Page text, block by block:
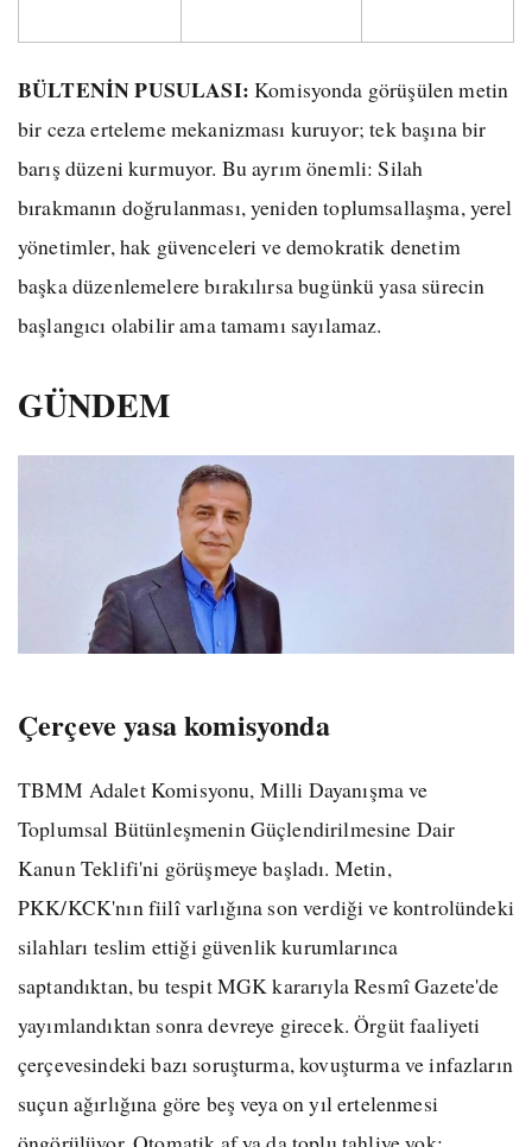
BÜLTENİN PUSULASI: Komisyonda görüşülen metin
bir ceza erteleme mekanizması kuruyor; tek başına bir
barış düzeni kurmuyor. Bu ayrım önemli: Silah
bırakmanın doğrulanması, yeniden toplumsallaşma, yerel
yönetimler, hak güvenceleri ve demokratik denetim
başka düzenlemelere bırakılırsa bugünkü yasa sürecin
başlangıcı olabilir ama tamamı sayılamaz.
GÜNDEM
Çerçeve yasa komisyonda
TBMM Adalet Komisyonu, Milli Dayanışma ve
Toplumsal Bütünleşmenin Güçlendirilmesine Dair
Kanun Teklifi'ni görüşmeye başladı. Metin,
PKK/KCK'nın fiilî varlığına son verdiği ve kontrolündeki
silahları teslim ettiği güvenlik kurumlarınca
saptandıktan, bu tespit MGK kararıyla Resmî Gazete'de
yayımlandıktan sonra devreye girecek. Örgüt faaliyeti
çerçevesindeki bazı soruşturma, kovuşturma ve infazların
suçun ağırlığına göre beş veya on yıl ertelenmesi